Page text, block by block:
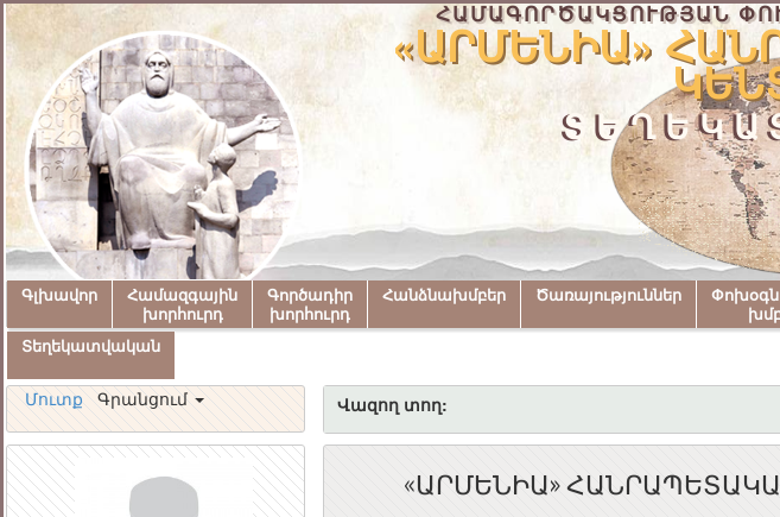
ՀԱՄԱԳՈՐԾԱԿՑՈՒԹՅԱՆ
«ԱՐՄԵՆԻԱ»
Գլխավոր
Համազգային
խորհուրդ
Գործադիր
խորհուրդ
Հանձնախմբեր Ծառայություններ
Տեղեկատվական
Մուտք Գրանցում Վազող տող:
«ԱՐՄԵՆԻԱ»